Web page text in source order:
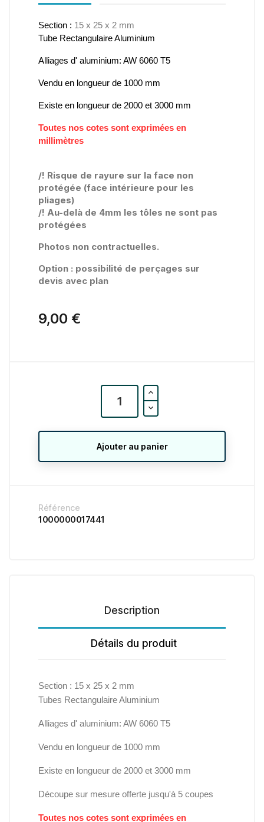
Section : 15 x 25 x 2 mm
Tube Rectangulaire Aluminium
Alliages d' aluminium: AW 6060 T5
Vendu en longueur de 1000 mm
Existe en longueur de 2000 et 3000 mm
Toutes nos cotes sont exprimées en
millimètres
/! Risque de rayure sur la face non
protégée (face intérieure pour les
pliages)
/! Au-delà de 4mm les tôles ne sont pas
protégées
Photos non contractuelles.
Option : possibilité de perçages sur
devis avec plan
9,00 €
Ajouter au panier
Référence
1000000017441
Description
Détails du produit
Section : 15 x 25 x 2 mm
Tubes Rectangulaire Aluminium
Alliages d' aluminium: AW 6060 T5
Vendu en longueur de 1000 mm
Existe en longueur de 2000 et 3000 mm
Découpe sur mesure offerte jusqu'à 5 coupes
Toutes nos cotes sont exprimées en